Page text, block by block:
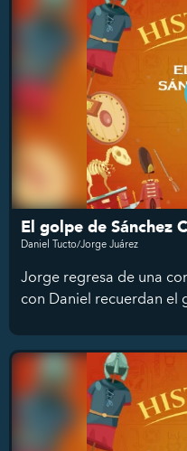
El golpe de Sánchez
Daniel Tucto/Jorge Juárez
Jorge regresa de una
con Daniel recuerdan